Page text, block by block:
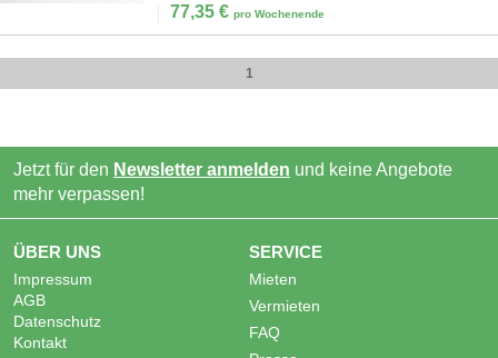
77,35 € pro Wochenende
1
Jetzt für den Newsletter anmelden und keine Angebote
mehr verpassen!
ÜBER UNS
Impressum
AGB
Datenschutz
Kontakt
SERVICE
Mieten
Vermieten
FAQ